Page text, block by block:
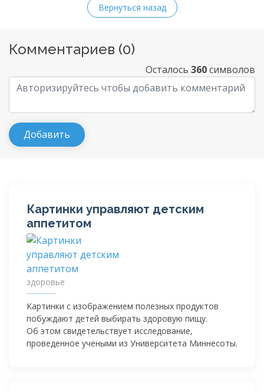
Вернуться назад
Комментариев (0)
Осталось 360символов
Картинки управляют детским
аппетитом
здоровье
Картинки с изображением полезных продуктов
побуждают детей выбирать здоровую пищу.
Об этом свидетельствует исследование,
проведенное учеными из Университета Миннесоты.